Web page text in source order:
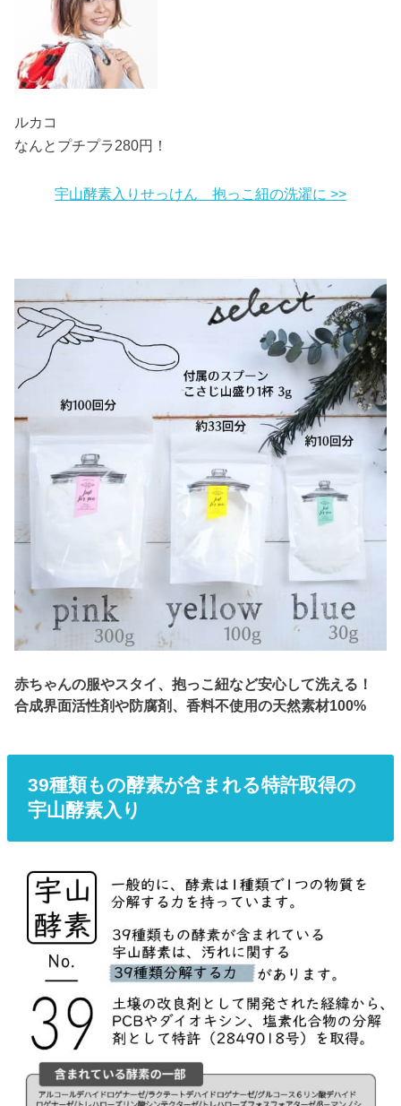
ルカコ
なんとプチプラ280円！
宇山酵素入りせっけん 抱っこ紐の洗濯に >>
赤ちゃんの服やスタイ、抱っこ紐など安心して洗える！
合成界面活性剤や防腐剤、香料不使用の天然素材100%
39種類もの酵素が含まれる特許取得の
宇山酵素入り